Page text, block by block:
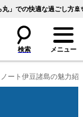
」での快適な過ごし方
ート伊豆諸島の魅力紹